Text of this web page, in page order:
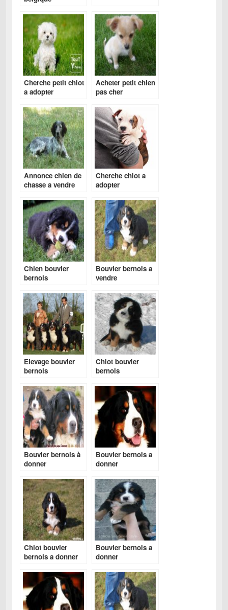
Cherche petit chiot
a adopter
Acheter petit chien
pas cher
Annonce chien de
chasse a vendre
Cherche chiot a
adopter
Chien bouvier
bernois
Bouvier bernois a
vendre
Elevage bouvier
bernois
Chiot bouvier
bernois
Bouvier bernois à
donner
Bouvier bernois a
donner
Chiot bouvier
bernois a donner
Bouvier bernois a
donner